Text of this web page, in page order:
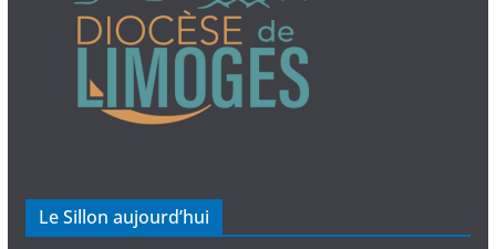
Le Sillon aujourd’hui